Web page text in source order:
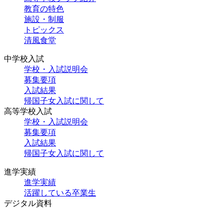
教育の特色
施設・制服
トピックス
清風食堂
中学校入試
学校・入試説明会
募集要項
入試結果
帰国子女入試に関して
高等学校入試
学校・入試説明会
募集要項
入試結果
帰国子女入試に関して
進学実績
進学実績
活躍している卒業生
デジタル資料